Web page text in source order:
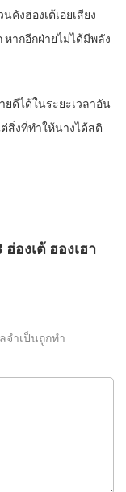
คังฮ่องเต้เอ่ยเสียง
ากอีกฝ่ายไม่ได้มีพลัง
ดีได้ในระยะเวลาอัน
สิ่งที่ทำให้นางได้สติ
องเต้ ฮองเฮา
จำเป็นถูกทำ